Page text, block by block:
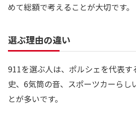
めて総額で考えることが大切です。
選ぶ理由の違い
911を選ぶ人は、ポルシェを代表す
史、6気筒の音、スポーツカーらし
とが多いです。